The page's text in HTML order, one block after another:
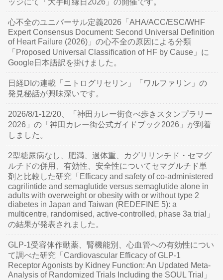
心不全のユニバーサル定義2026「AHA/ACC/ESC/WHF
Expert Consensus Document: Second Universal Definition
of Heart Failure (2026)」の心不全の原因による分類
「Proposed Universal Classification of HF by Cause」に
Google日本語訳を掛けました。
日経DIの連載「ニトログリセリン」「ワルファリン」の
発見秘話が興味深いです。
2026/8/1-12/20、「神田カレー街食べ歩きスタンプラリー
2026」の「神田カレー街公式ガイドブック2026」が到着
しました。
2型糖尿病なし、肥満、過体重、カグリリンチド・セマグ
ルチドの併用、有効性、安全性についてセマグルチド単
剤と比較した研究「Efficacy and safety of co-administered
cagrilintide and semaglutide versus semaglutide alone in
adults with overweight or obesity with or without type 2
diabetes in Japan and Taiwan (REDEFINE 5): a
multicentre, randomised, active-controlled, phase 3a trial」
の結果が発表されました。
GLP-1受容体作動薬、腎機能別、心血管への有効性につい
て調べた研究「Cardiovascular Efficacy of GLP-1
Receptor Agonists by Kidney Function: An Updated Meta-
Analysis of Randomized Trials Including the SOUL Trial」